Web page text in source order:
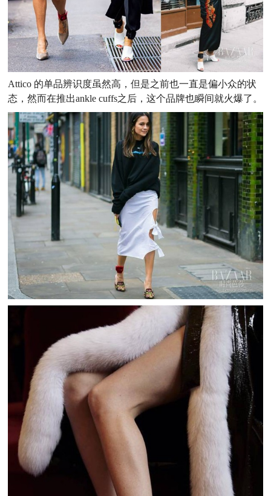
Attico 的单品辨识度虽然高，但是之前也一直是偏小众的状
态，然而在推出ankle cuffs之后，这个品牌也瞬间就火爆了。